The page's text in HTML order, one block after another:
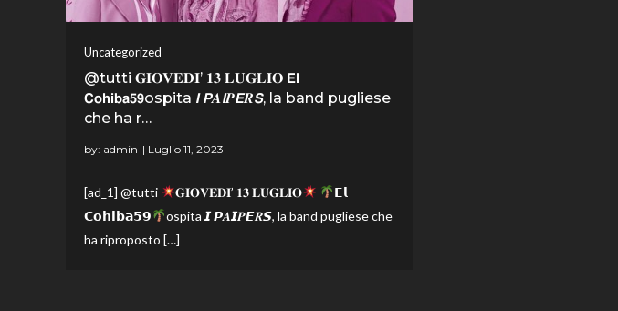
Uncategorized
@tutti 𝐆𝐈𝐎𝐕𝐄𝐃𝐈’ 𝟏𝟑 𝐋𝐔𝐆𝐋𝐈𝐎 𝗘𝗹
𝗖𝗼𝗵𝗶𝗯𝗮𝟱𝟵ospita 𝙄 𝙋𝑨𝙄𝑷𝙀𝑹𝙎, la band pugliese
che ha r…
by: admin
[ad_1] @tutti 𝐆𝐈𝐎𝐕𝐄𝐃𝐈’ 𝟏𝟑 𝐋𝐔𝐆𝐋𝐈𝐎
𝗘𝗹
𝗖𝗼𝗵𝗶𝗯𝗮𝟱𝟵
ospita 𝙄 𝙋𝑨𝙄𝑷𝙀𝑹𝙎, la band pugliese che
ha riproposto […]